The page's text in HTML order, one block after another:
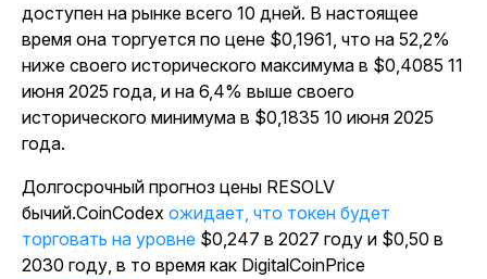
доступен на рынке всего 10 дней. В настоящее
время она торгуется по цене $0,1961, что на 52,2%
ниже своего исторического максимума в $0,4085 11
июня 2025 года, и на 6,4% выше своего
исторического минимума в $0,1835 10 июня 2025
года.
Долгосрочный прогноз цены RESOLV
бычий.CoinCodex ожидает, что токен будет
торговать на уровне $0,247 в 2027 году и $0,50 в
2030 году, в то время как DigitalCoinPrice